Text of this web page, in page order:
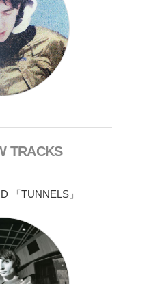
TRACKS
「TUNNELS」